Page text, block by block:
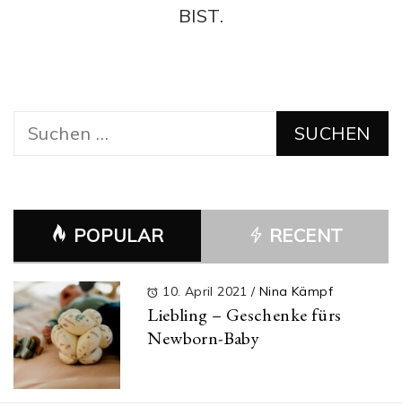
BIST.
Suchen
POPULAR RECENT
10. April 2021/ Nina Kämpf
Liebling – Geschenke fürs
Newborn-Baby